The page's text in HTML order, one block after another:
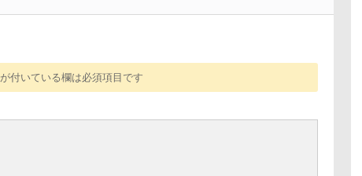
が付いている欄は必須項目です